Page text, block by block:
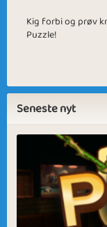
Kig forbi og prøv
Puzzle!
Seneste nyt